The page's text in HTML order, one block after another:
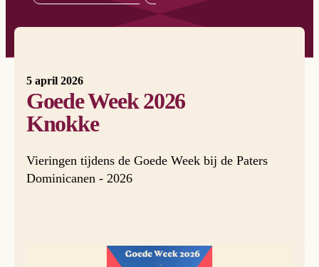
5 april 2026
Goede Week 2026
Knokke
Vieringen tijdens de Goede Week bij de Paters
Dominicanen - 2026